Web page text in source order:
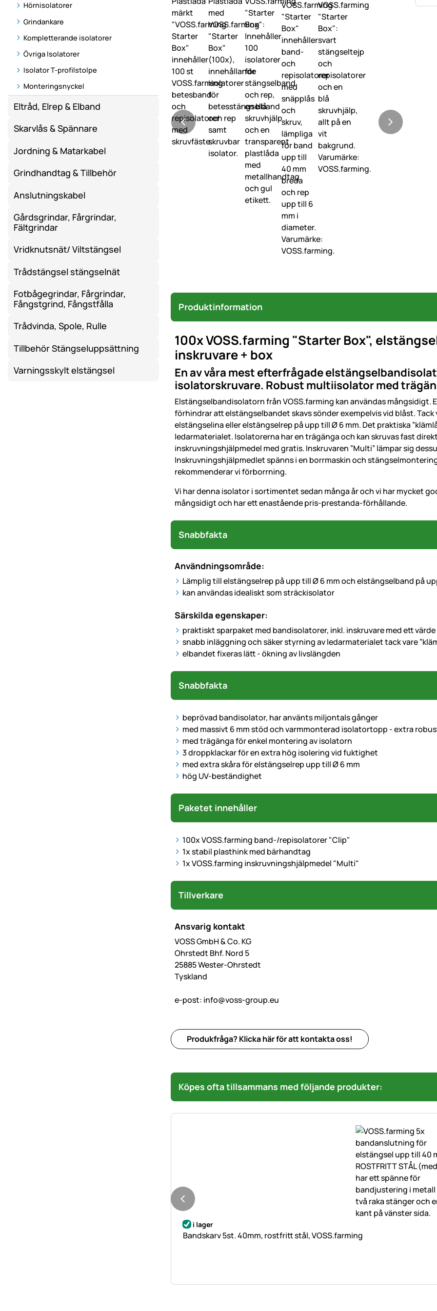
Hörnisolatorer
Grindankare
Kompletterande isolatorer
Övriga Isolatorer
Isolator T-profilstolpe
Monteringsnyckel
Eltråd, Elrep & Elband
Skarvlås & Spännare
Jordning & Matarkabel
Grindhandtag & Tillbehör
Anslutningskabel
Gårdsgrindar, Fårgrindar,
Fältgrindar
Vridknutsnät/ Viltstängsel
Trådstängsel stängselnät
Fotbågegrindar, Fårgrindar,
Fångstgrind, Fångstfålla
Trådvinda, Spole, Rulle
Tillbehör Stängseluppsättning
Varningsskylt elstängsel
Produktinformation
100x VOSS.farming "Starter Box",
inskruvare + box
En av våra mest efterfrågade
isolatorskruvare. Robust multiisolator med
Elstängselbandisolatorn från VOSS.farming kan användas
förhindrar att elstängselbandet skavs sönder exempelvis vid blåst.
elstängselina eller elstängselrep på upp till Ø 6 mm. Det praktiska
ledarmaterialet. Isolatorerna har en trägänga och kan skruvas fast
inskruvningshjälpmedel med gratis. Inskruvaren ”Multi” lämpar sig
Inskruvningshjälpmedlet spänns i en borrmaskin och
rekommenderar vi förborrning.
Vi har denna isolator i sortimentet sedan många år och vi har mycket
mångsidigt och har ett enastående pris-prestanda-förhållande.
Snabbfakta
Användningsområde:
Lämplig till elstängselrep på upp till Ø 6 mm och elstängselband på
kan användas idealiskt som sträckisolator
Särskilda egenskaper:
praktiskt sparpaket med bandisolatorer, inkl. inskruvare med ett
snabb inläggning och säker styrning av ledarmaterialet tack vare
elbandet fixeras lätt - ökning av livslängden
Snabbfakta
beprövad bandisolator, har använts miljontals gånger
med massivt 6 mm stöd och varmmonterad isolatortopp - extra
med trägänga för enkel montering av isolatorn
3 droppklackar för en extra hög isolering vid fuktighet
med extra skåra för elstängselrep upp till Ø 6 mm
hög UV-beständighet
Paketet innehåller
100x VOSS.farming band-/repisolatorer "Clip"
1x stabil plasthink med bärhandtag
1x VOSS.farming inskruvningshjälpmedel "Multi"
Tillverkare
Ansvarig kontakt
VOSS GmbH & Co. KG
Ohrstedt Bhf. Nord 5
25885 Wester-Ohrstedt
Tyskland
e-post: info@voss-group.eu
Produkfråga? Klicka här för att kontakta oss!
Köpes ofta tillsammans med följande produkter:
i lager
Bandskarv 5st. 40mm, rostfritt stål, VOSS.farming